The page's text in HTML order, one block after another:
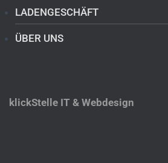
LADENGESCHÄFT
ÜBER UNS
klickStelle IT & Webdesign